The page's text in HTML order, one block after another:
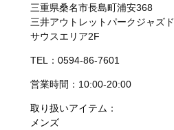
三重県桑名市長島町浦安368
三井アウトレットパークジャズ
サウスエリア2F
TEL：0594-86-7601
営業時間：10:00-20:00
取り扱いアイテム：
メンズ